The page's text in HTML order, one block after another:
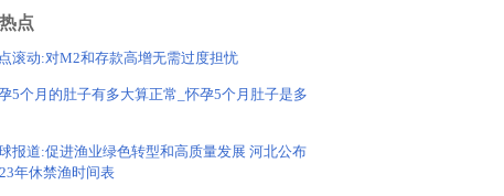
热点
滚动:对M2和存款高增无需过度担忧
5个月的肚子有多大算正常_怀孕5个月肚子是多
报道:促进渔业绿色转型和高质量发展 河北公布
年休禁渔时间表